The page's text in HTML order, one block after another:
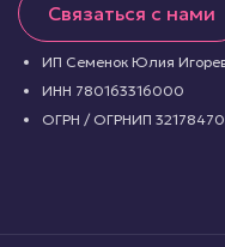
Связаться с нами
ИП Семенок Юлия
ИНН 780163316000
ОГРН / ОГРНИП